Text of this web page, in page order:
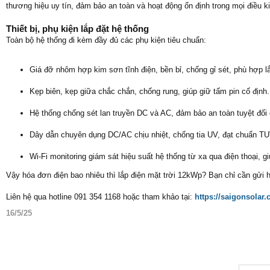
thương hiệu uy tín, đảm bảo an toàn và hoạt động ổn định trong mọi điều
Thiết bị, phụ kiện lắp đặt hệ thống
Toàn bộ hệ thống đi kèm đầy đủ các phụ kiện tiêu chuẩn:
Giá đỡ nhôm hợp kim sơn tĩnh điện, bền bỉ, chống gỉ sét, phù hợp
Kẹp biên, kẹp giữa chắc chắn, chống rung, giúp giữ tấm pin cố định.
Hệ thống chống sét lan truyền DC và AC, đảm bảo an toàn tuyệt
Dây dẫn chuyên dụng DC/AC chịu nhiệt, chống tia UV, đạt chuẩn
Wi-Fi monitoring giám sát hiệu suất hệ thống từ xa qua điện thoại,
Vậy hóa đơn điện bao nhiêu thì lắp điện mặt trời 12kWp? Bạn chỉ cần
Liên hệ qua hotline 091 354 1168 hoặc tham khảo tại: https://
16/5/25